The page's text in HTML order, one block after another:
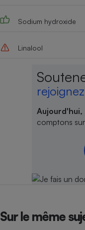
Sodium hydroxide
Linalool
Aujourd'hui,
comptons
Sur le même